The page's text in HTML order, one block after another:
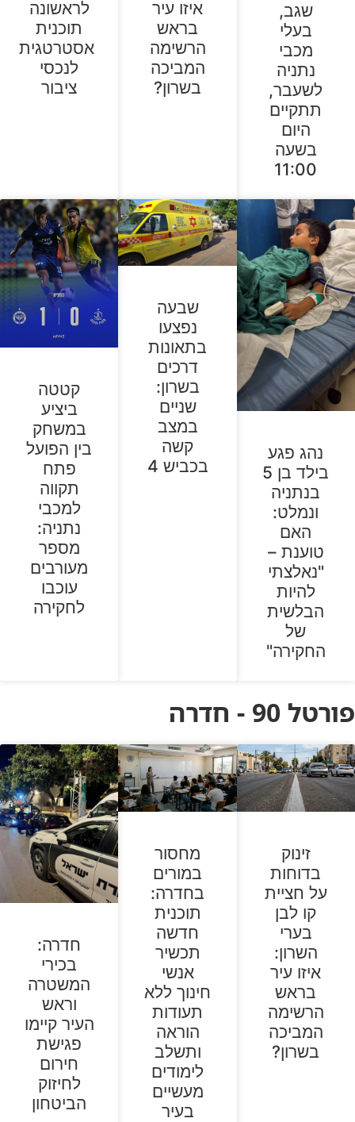
שגב,
בעלי
מכבי
נתניה
לשעבר,
תתקיים
היום
בשעה
11:00
איזו עיר
בראש
הרשימה
המביכה
בשרון?
לראשונה
תוכנית
אסטרטגית
לנכסי
ציבור
נהג פגע
בילד בן 5
בנתניה
ונמלט:
האם
טוענת –
"נאלצתי
להיות
הבלשית
של
החקירה"
שבעה
נפצעו
בתאונות
דרכים
בשרון:
שניים
במצב
קשה
בכביש 4
קטטה
ביציע
במשחק
בין הפועל
פתח
תקווה
למכבי
נתניה:
מספר
מעורבים
עוכבו
לחקירה
פורטל 90 - חדרה
זינוק
בדוחות
על חציית
קו לבן
בערי
השרון:
איזו עיר
בראש
הרשימה
המביכה
בשרון?
מחסור
במורים
בחדרה:
תוכנית
חדשה
תכשיר
אנשי
חינוך ללא
תעודות
הוראה
ותשלב
לימודים
מעשיים
בעיר
חדרה:
בכירי
המשטרה
וראש
העיר קיימו
פגישת
חירום
לחיזוק
הביטחון